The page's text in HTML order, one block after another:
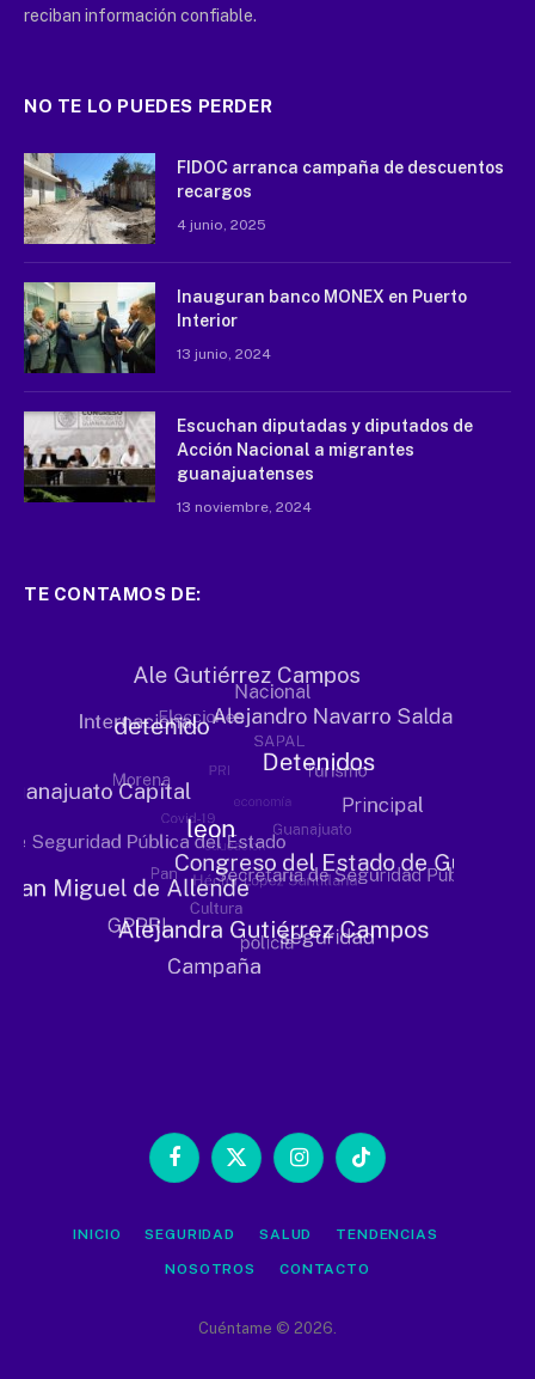
reciban información confiable.
NO TE LO PUEDES PERDER
FIDOC arranca campaña de descuentos
recargos
4 junio, 2025
Inauguran banco MONEX en Puerto
Interior
13 junio, 2024
Escuchan diputadas y diputados de
Acción Nacional a migrantes
guanajuatenses
13 noviembre, 2024
TE CONTAMOS DE:
Facebook
X
InstagramTikTok
INICIO SEGURIDAD SALUD TENDENCIAS
NOSOTROS CONTACTO
Cuéntame © 2026.